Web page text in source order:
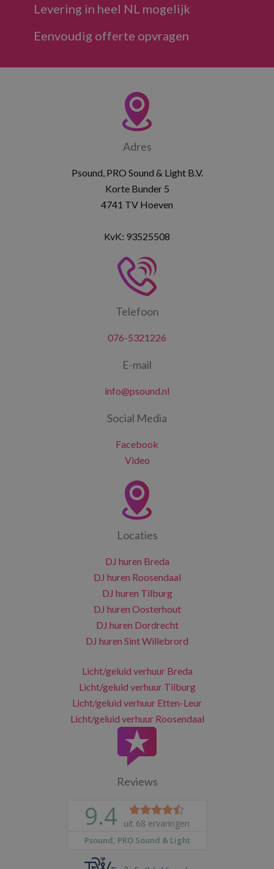
Levering in heel NL mogelijk
Eenvoudig offerte opvragen
Adres
Psound, PRO Sound & Light B.V.
Korte Bunder 5
4741 TV Hoeven
KvK: 93525508
Telefoon
076-5321226
E-mail
info@psound.nl
Social Media
Facebook
Video
Locaties
DJ huren Breda
DJ huren Roosendaal
DJ huren Tilburg
DJ huren Oosterhout
DJ huren Dordrecht
DJ huren Sint Willebrord
Licht/geluid verhuur Breda
Licht/geluid verhuur Tilburg
Licht/geluid verhuur Etten-Leur
Licht/geluid verhuur Roosendaal
Reviews